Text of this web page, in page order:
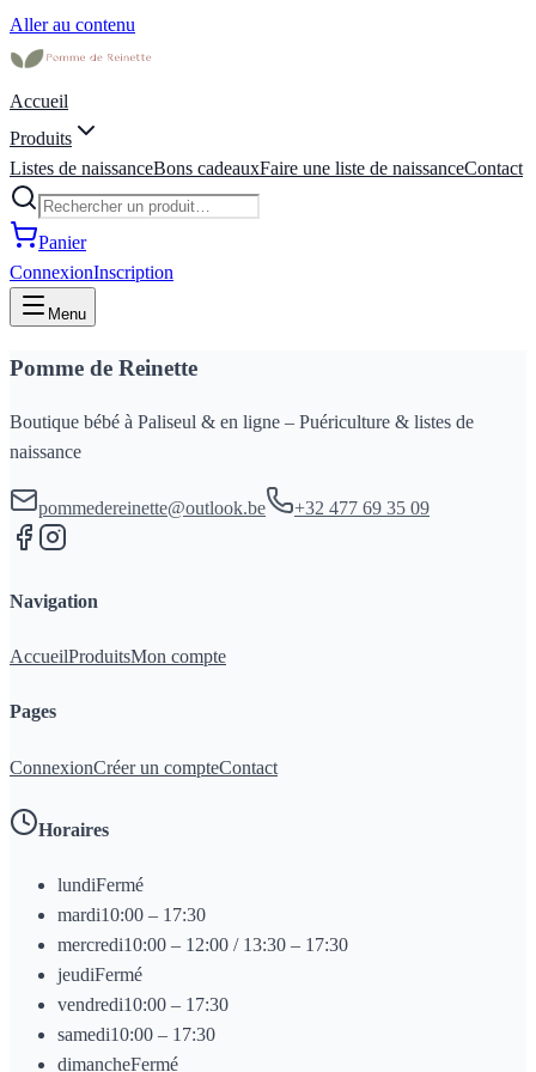
Aller au contenu
Accueil
Produits
Listes de naissanceBons cadeauxFaire une liste de naissanceContact
Panier
ConnexionInscription
Menu
Pomme de Reinette
Boutique bébé à Paliseul & en ligne – Puériculture & listes de
naissance
pommedereinette@outlook.be +32 477 69 35 09
Navigation
AccueilProduitsMon compte
Pages
ConnexionCréer un compteContact
Horaires
lundiFermé
mardi10:00 – 17:30
mercredi10:00 – 12:00 / 13:30 – 17:30
jeudiFermé
vendredi10:00 – 17:30
samedi10:00 – 17:30
dimancheFermé